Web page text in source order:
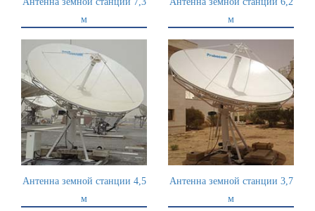
м
м
Антенна земной станции 4,5
м
Антенна земной станции 3,7
м